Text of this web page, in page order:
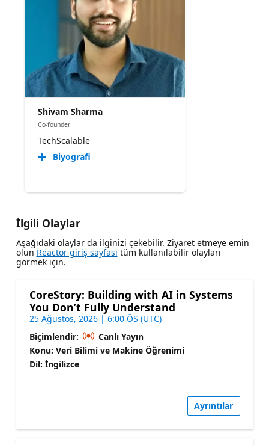
Shivam Sharma
Co-founder
TechScalable
Biyografi
İlgili Olaylar
Aşağıdaki olaylar da ilginizi çekebilir. Ziyaret etmeye emin
olun Reactor giriş sayfası tüm kullanılabilir olayları
görmek için.
CoreStory: Building with AI in Systems
You Don’t Fully Understand
25 Ağustos, 2026 | 6:00 ÖS (UTC)
Biçimlendir:
Canlı Yayın
Konu: Veri Bilimi ve Makine Öğrenimi
Dil: İngilizce
Ayrıntılar